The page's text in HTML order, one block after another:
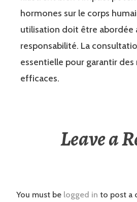
hormones sur le corps
utilisation doit être abordée
responsabilité. La
essentielle pour garantir des
efficaces.
Leave a
You must be logged in to post a